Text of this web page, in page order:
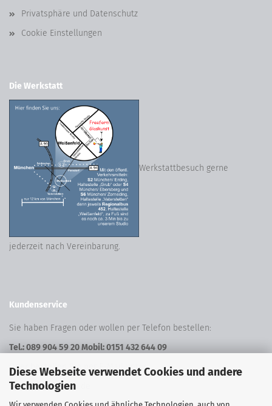
Diese Webseite verwendet Cookies und andere
Technologien
Wir verwenden Cookies und ähnliche Technologien, auch von
Privatsphäre und Datenschutz
Cookie Einstellungen
Die Werkstatt
Werkstattbesuch gerne
jederzeit nach Vereinbarung.
Kundenservice
Sie haben Fragen oder wollen per Telefon bestellen:
Tel.: 089 904 59 20 Mobil: 0151 432 644 09
Oder bestellen Sie per E-Mail unter:
shop@freeform24.de